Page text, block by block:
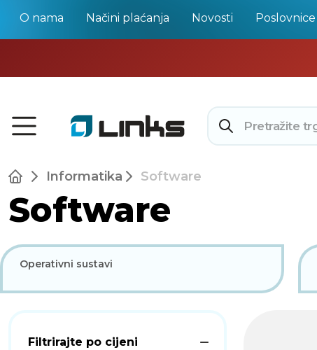
O nama Načini plaćanja Novosti Poslovnice
Informatika Software
Software
Operativni sustavi
Filtrirajte po cijeni